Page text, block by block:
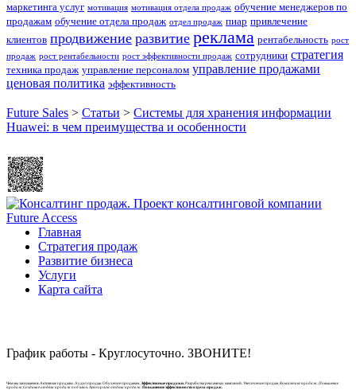
маркетинга услуг мотивация мотивация отдела продаж обучение менеджеров по
продажам обучение отдела продаж отдел продаж пиар привлечение
клиентов продвижение развитие реклама рентабельность рост
продаж рост рентабельности рост эффективности продаж сотрудники стратегия
техника продаж управление персоналом управление продажами
ценовая политика эффективность
Future Sales > Статьи > Системы для хранения информации
Huawei: в чем преимущества и особенности
Главная
Стратегия продаж
Развитие бизнеса
Услуги
Карта сайта
График работы - Круглосуточно. ЗВОНИТЕ!
Чем мы занимаемся: Активные продажи. Аудит продаж. Обучение продажам. Эффективные продажи. Разработка рекламных кампаний. Увеличение продаж. Консалтинг продаж. Повышение
продаж.Создание отдела продаж под ключ. Аутсорсинг отдела продаж. Повышение эффективности отдела продаж.